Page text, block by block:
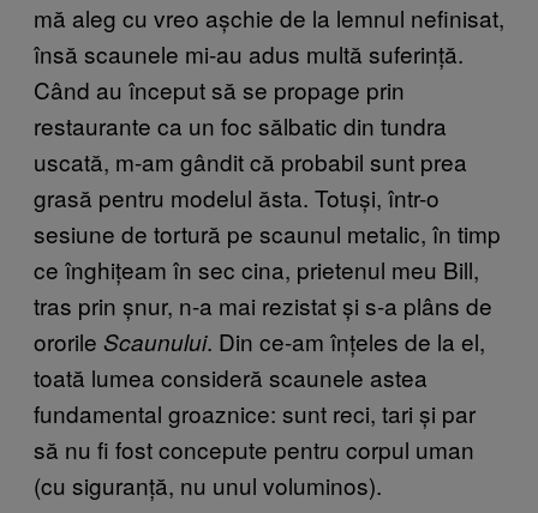
mă aleg cu vreo așchie de la lemnul nefinisat,
însă scaunele mi-au adus multă suferință.
Când au început să se propage prin
restaurante ca un foc sălbatic din tundra
uscată, m-am gândit că probabil sunt prea
grasă pentru modelul ăsta. Totuși, într-o
sesiune de tortură pe scaunul metalic, în timp
ce înghițeam în sec cina, prietenul meu Bill,
tras prin șnur, n-a mai rezistat și s-a plâns de
ororile Scaunului. Din ce-am înțeles de la el,
toată lumea consideră scaunele astea
fundamental groaznice: sunt reci, tari și par
să nu fi fost concepute pentru corpul uman
(cu siguranță, nu unul voluminos).